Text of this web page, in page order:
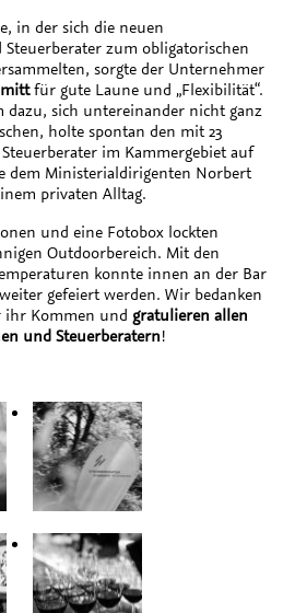
in der sich die neuen
zum obligatorischen
sorgte der Unternehmer
für gute Laune und „Flexibilität“.
dazu, sich untereinander nicht ganz
holte spontan den mit 23
im Kammergebiet auf
dem Ministerialdirigenten Norbert
privaten Alltag.
und eine Fotobox lockten
Outdoorbereich. Mit den
konnte innen an der Bar
gefeiert werden. Wir bedanken
ihr Kommen und gratulieren allen
und Steuerberatern!